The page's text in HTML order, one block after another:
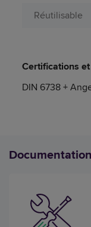
Réutilisable
Certifications
DIN 6738 +
Documentation